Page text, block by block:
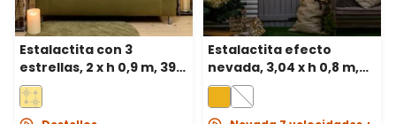
Estalactita con 3
estrellas, 2 x h 0,9 m, 392
microled blanco cálido,
cable metal plata
Estalactita efecto
nevada, 3,04 x h 0,8 m,
220 gotas de luz, led
blanco extra cálido